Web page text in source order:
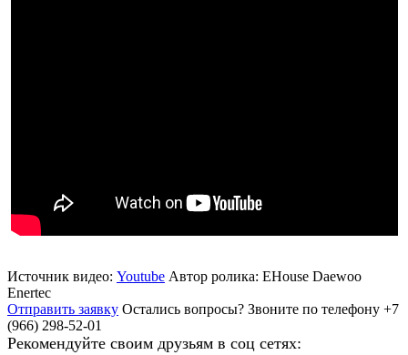
Источник видео: Youtube Автор ролика: EHouse Daewoo
Enertec
Отправить заявку Остались вопросы? Звоните по телефону +7
(966) 298-52-01
Рекомендуйте своим друзьям в соц сетях: